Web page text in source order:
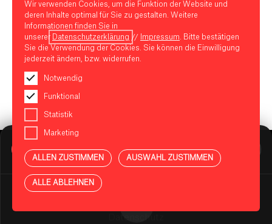
BIKINI BERLIN Assistent
Online
Wir verwenden Cookies, um die Funktion der Website und
deren Inhalte optimal für Sie zu gestalten. Weitere
Informationen finden Sie in
unserer
Datenschutzerklärung // Impressum . Bitte bestätigen
Sie die Verwendung der Cookies. Sie können die Einwilligung
jederzeit ändern, bzw. widerrufen.
Notwendig
Funktional
Statistik
Marketing
ALLEN ZUSTIMMEN AUSWAHL ZUSTIMMEN
ALLE ABLEHNEN
Presse